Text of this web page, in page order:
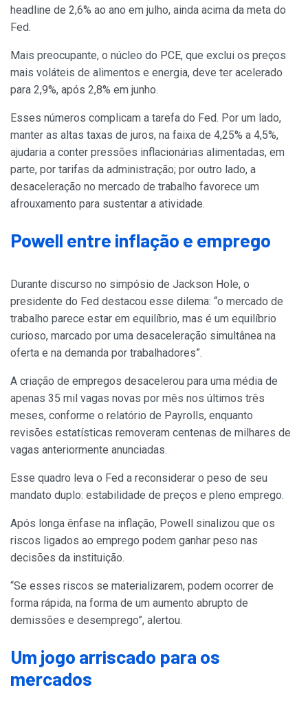
headline de 2,6% ao ano em julho, ainda acima da meta do
Fed.
Mais preocupante, o núcleo do PCE, que exclui os preços
mais voláteis de alimentos e energia, deve ter acelerado
para 2,9%, após 2,8% em junho.
Esses números complicam a tarefa do Fed. Por um lado,
manter as altas taxas de juros, na faixa de 4,25% a 4,5%,
ajudaria a conter pressões inflacionárias alimentadas, em
parte, por tarifas da administração; por outro lado, a
desaceleração no mercado de trabalho favorece um
afrouxamento para sustentar a atividade.
Powell entre inflação e emprego
Durante discurso no simpósio de Jackson Hole, o
presidente do Fed destacou esse dilema: “o mercado de
trabalho parece estar em equilíbrio, mas é um equilíbrio
curioso, marcado por uma desaceleração simultânea na
oferta e na demanda por trabalhadores”.
A criação de empregos desacelerou para uma média de
apenas 35 mil vagas novas por mês nos últimos três
meses, conforme o relatório de Payrolls, enquanto
revisões estatísticas removeram centenas de milhares de
vagas anteriormente anunciadas.
Esse quadro leva o Fed a reconsiderar o peso de seu
mandato duplo: estabilidade de preços e pleno emprego.
Após longa ênfase na inflação, Powell sinalizou que os
riscos ligados ao emprego podem ganhar peso nas
decisões da instituição.
“Se esses riscos se materializarem, podem ocorrer de
forma rápida, na forma de um aumento abrupto de
demissões e desemprego”, alertou.
Um jogo arriscado para os
mercados